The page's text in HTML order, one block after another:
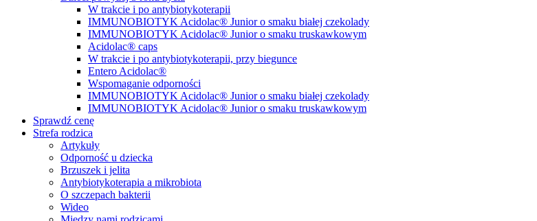
W trakcie i po antybiotykoterapii
IMMUNOBIOTYK Acidolac® Junior o smaku białej czekolady
IMMUNOBIOTYK Acidolac® Junior o smaku truskawkowym
Acidolac® caps
W trakcie i po antybiotykoterapii, przy biegunce
Entero Acidolac®
Wspomaganie odporności
IMMUNOBIOTYK Acidolac® Junior o smaku białej czekolady
IMMUNOBIOTYK Acidolac® Junior o smaku truskawkowym
Sprawdź cenę
Strefa rodzica
Artykuły
Odporność u dziecka
Brzuszek i jelita
Antybiotykoterapia a mikrobiota
O szczepach bakterii
Wideo